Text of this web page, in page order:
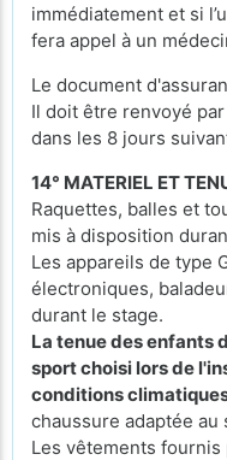
immédiatement et si
fera appel à un
Le document
Il doit être renvoyé
dans les 8 jours
14° MATERIEL ET
Raquettes, balles et
mis à disposition
Les appareils de type
électroniques,
durant le stage.
La tenue des enfants
sport choisi lors de
conditions
chaussure adaptée
Les vêtements